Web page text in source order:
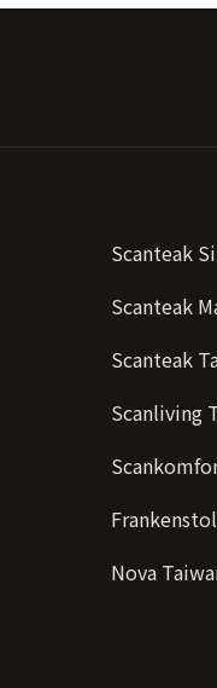
Scanteak
Scanteak
Scanteak
Scanliving
Nova